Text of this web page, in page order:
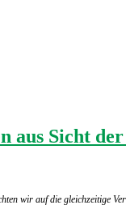
aus Sicht
wir auf die gleichzeitige